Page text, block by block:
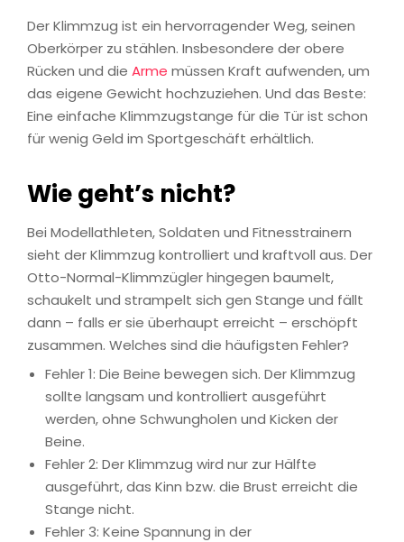
Der Klimmzug ist ein hervorragender Weg, seinen
Oberkörper zu stählen. Insbesondere der obere
Rücken und die Arme müssen Kraft aufwenden, um
das eigene Gewicht hochzuziehen. Und das Beste:
Eine einfache Klimmzugstange für die Tür ist schon
für wenig Geld im Sportgeschäft erhältlich.
Wie geht’s nicht?
Bei Modellathleten, Soldaten und Fitnesstrainern
sieht der Klimmzug kontrolliert und kraftvoll aus. Der
Otto-Normal-Klimmzügler hingegen baumelt,
schaukelt und strampelt sich gen Stange und fällt
dann – falls er sie überhaupt erreicht – erschöpft
zusammen. Welches sind die häufigsten Fehler?
Fehler 1: Die Beine bewegen sich. Der Klimmzug
sollte langsam und kontrolliert ausgeführt
werden, ohne Schwungholen und Kicken der
Beine.
Fehler 2: Der Klimmzug wird nur zur Hälfte
ausgeführt, das Kinn bzw. die Brust erreicht die
Stange nicht.
Fehler 3: Keine Spannung in der